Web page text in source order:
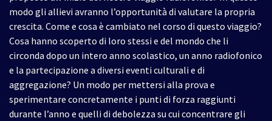
modo gli allievi avranno l’opportunità di valutare la propria
crescita. Come e cosa è cambiato nel corso di questo viaggio?
Cosa hanno scoperto di loro stessi e del mondo che li
circonda dopo un intero anno scolastico, un anno radiofonico
e la partecipazione a diversi eventi culturali e di
aggregazione? Un modo per mettersi alla prova e
sperimentare concretamente i punti di forza raggiunti
durante l’anno e quelli di debolezza su cui concentrare gli